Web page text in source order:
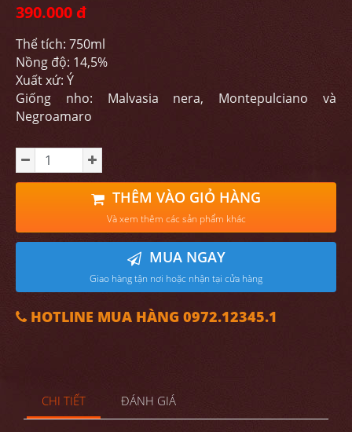
390.000 đ
Thể tích: 750ml
Nồng độ: 14,5%
Xuất xứ: Ý
Giống nho: Malvasia nera, Montepulciano và
Negroamaro
THÊM VÀO GIỎ HÀNG
Và xem thêm các sản phẩm khác
MUA NGAY
Giao hàng tận nơi hoặc nhận tại cửa hàng
HOTLINE MUA HÀNG 0972.12345.1
CHI TIẾT ĐÁNH GIÁ